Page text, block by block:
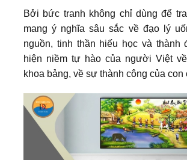
Bởi bức tranh không chỉ dùng để
mang ý nghĩa sâu sắc về đạo lý
nguồn, tinh thần hiếu học và thành
hiện niềm tự hào của người Việt
khoa bảng, về sự thành công của con